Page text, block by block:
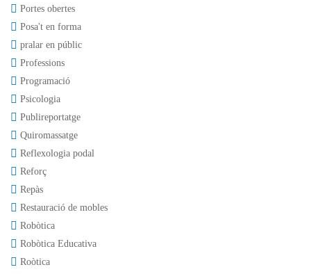
Portes obertes
Posa't en forma
pralar en públic
Professions
Programació
Psicologia
Publireportatge
Quiromassatge
Reflexologia podal
Reforç
Repàs
Restauració de mobles
Robòtica
Robòtica Educativa
Roòtica